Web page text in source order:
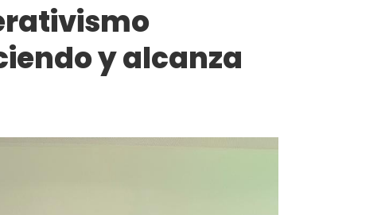
y alcanza